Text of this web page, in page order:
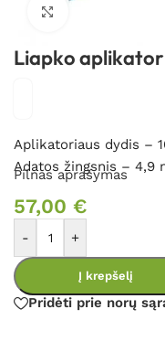
Liapko
Aplikatoriaus dydis –
Adatos žingsnis – 4,9
Pilnas aprašymas
57,00 €
- +
Į krepšelį
Pridėti prie norų